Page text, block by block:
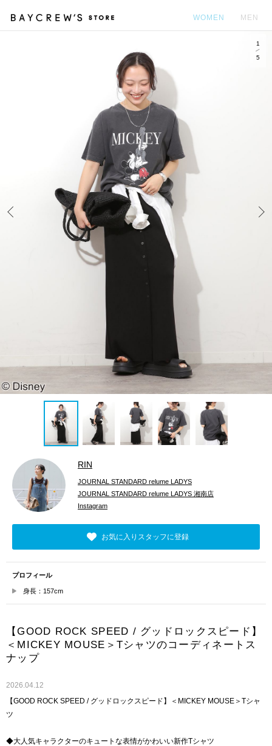
WOMEN MEN
1
5
RIN
JOURNAL STANDARD relume LADYS
JOURNAL STANDARD relume LADYS 湘南店
Instagram
お気に入りスタッフに登録
プロフィール
身長：157cm
【GOOD ROCK SPEED / グッドロックスピード】
＜MICKEY MOUSE＞Tシャツのコーディネートス
ナップ
2026.04.12
【GOOD ROCK SPEED / グッドロックスピード】＜MICKEY MOUSE＞Tシャ
ツ
◆大人気キャラクターのキュートな表情がかわいい新作Tシャツ